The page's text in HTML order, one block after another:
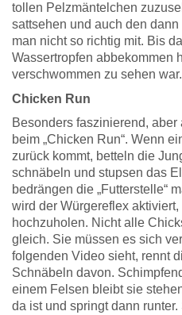
tollen Pelzmäntelchen
sattsehen und auch den
man nicht so richtig mit. Bis
Wassertropfen abbekommen
verschwommen zu sehen war.
Chicken Run
Besonders faszinierend,
beim „Chicken Run“. Wenn
zurück kommt, betteln die
schnäbeln und stupsen das
bedrängen die „Futterstelle“
wird der Würgereflex
hochzuholen. Nicht alle
gleich. Sie müssen es sich
folgenden Video sieht, rennt
Schnäbeln davon.
einem Felsen bleibt sie
da ist und springt dann